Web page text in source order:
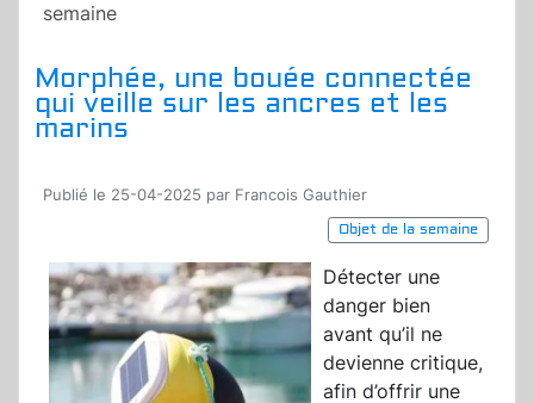
semaine
Morphée, une bouée connectée
qui veille sur les ancres et les
marins
Publié le 25-04-2025 par Francois Gauthier
Objet de la semaine
Détecter une
danger bien
avant qu’il ne
devienne critique,
afin d’offrir une